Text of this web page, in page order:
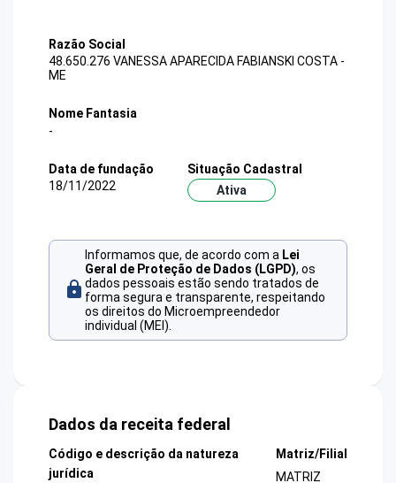
Razão Social
48.650.276 VANESSA APARECIDA FABIANSKI COSTA -
ME
Nome Fantasia
-
Data de fundação
18/11/2022
Situação Cadastral
Ativa
Informamos que, de acordo com a Lei
Geral de Proteção de Dados (LGPD), os
dados pessoais estão sendo tratados de
forma segura e transparente, respeitando
os direitos do Microempreendedor
individual (MEI).
Dados da receita federal
Código e descrição da natureza
jurídica
Matriz/Filial
MATRIZ